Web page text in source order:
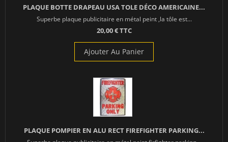
PLAQUE BOTTE DRAPEAU USA TOLE DÉCO AMERICAINE...
Superbe plaque publicitaire en métal peint ,la tôle est...
20,00 € TTC
Ajouter Au Panier
PLAQUE POMPIER EN ALU RECT FIREFIGHTER PARKING...